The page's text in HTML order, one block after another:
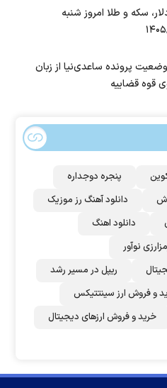
سکه و طلا امروز شنبه
۱۷
پرونده ساعدی‌نیا از زبان
قوه قضاییه
پنجره دوجداره
دانلود آهنگ رز‌ موزیک
دانلود اهنگ
نوآور
ریپل در مسیر رشد
و فروش ارز سینتتیکس
خرید و فروش ارزهای دیجیتال